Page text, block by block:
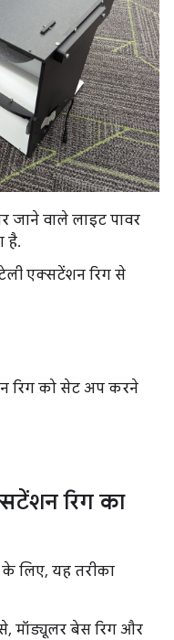
जाने वाले लाइट पावर
है.
एक्सटेंशन रिग से
रिग को सेट अप करने
रिग का
लिए, यह तरीका
मॉड्यूलर बेस रिग और